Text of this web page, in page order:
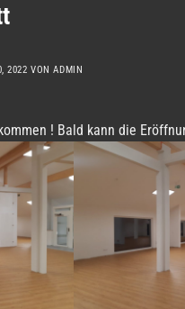
2022 VONADMIN
! Bald kann die